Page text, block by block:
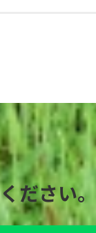
ださい。